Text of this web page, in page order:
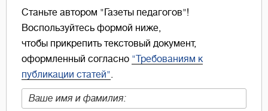
Станьте автором "Газеты педагогов"!
Воспользуйтесь формой ниже,
чтобы прикрепить текстовый документ,
оформленный согласно "Требованиям к
публикации статей".